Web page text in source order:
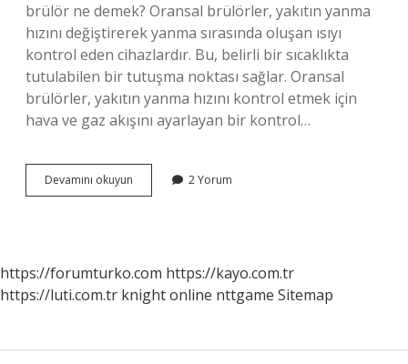
brülör ne demek? Oransal brülörler, yakıtın yanma
hızını değiştirerek yanma sırasında oluşan ısıyı
kontrol eden cihazlardır. Bu, belirli bir sıcaklıkta
tutulabilen bir tutuşma noktası sağlar. Oransal
brülörler, yakıtın yanma hızını kontrol etmek için
hava ve gaz akışını ayarlayan bir kontrol…
Devamını okuyun
Kademeli
2 Yorum
https://forumturko.com https://kayo.com.tr
https://luti.com.tr knight online nttgame Sitemap